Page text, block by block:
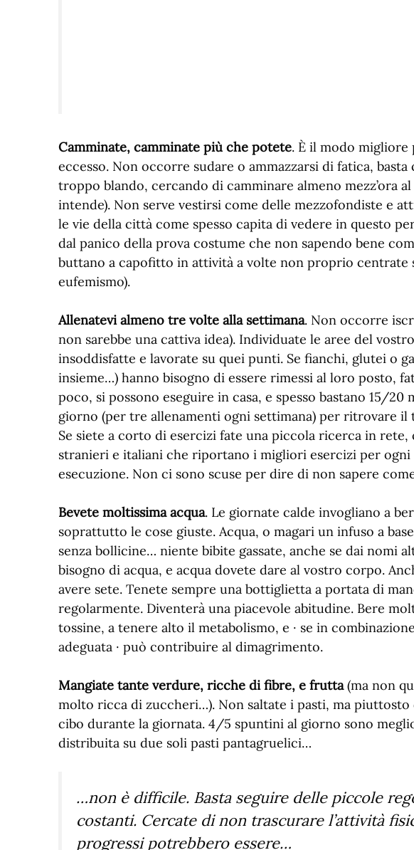
Camminate, camminate più che potete. È il modo migliore
eccesso. Non occorre sudare o ammazzarsi di fatica,
troppo blando, cercando di camminare almeno mezz’ora
intende). Non serve vestirsi come delle mezzofondiste e
le vie della città come spesso capita di vedere in questo
dal panico della prova costume che non sapendo bene
buttano a capofitto in attività a volte non proprio centrate
eufemismo).
Allenatevi almeno tre volte alla settimana. Non occorre
non sarebbe una cattiva idea). Individuate le aree del
insoddisfatte e lavorate su quei punti. Se fianchi, glutei o
insieme…) hanno bisogno di essere rimessi al loro posto,
poco, si possono eseguire in casa, e spesso bastano 15/
giorno (per tre allenamenti ogni settimana) per ritrovare
Se siete a corto di esercizi fate una piccola ricerca in
stranieri e italiani che riportano i migliori esercizi per
esecuzione. Non ci sono scuse per dire di non sapere
Bevete moltissima acqua. Le giornate calde invogliano a
soprattutto le cose giuste. Acqua, o magari un infuso a
senza bollicine… niente bibite gassate, anche se dai nomi
bisogno di acqua, e acqua dovete dare al vostro corpo.
avere sete. Tenete sempre una bottiglietta a portata di
regolarmente. Diventerà una piacevole abitudine. Bere
tossine, a tenere alto il metabolismo, e · se in
adeguata · può contribuire al dimagrimento.
Mangiate tante verdure, ricche di fibre, e frutta(ma non
molto ricca di zuccheri…). Non saltate i pasti, ma
cibo durante la giornata. 4/5 spuntini al giorno sono
distribuita su due soli pasti pantagruelici…
…non è difficile. Basta seguire delle piccole
costanti. Cercate di non trascurare l’attività
progressi potrebbero essere…